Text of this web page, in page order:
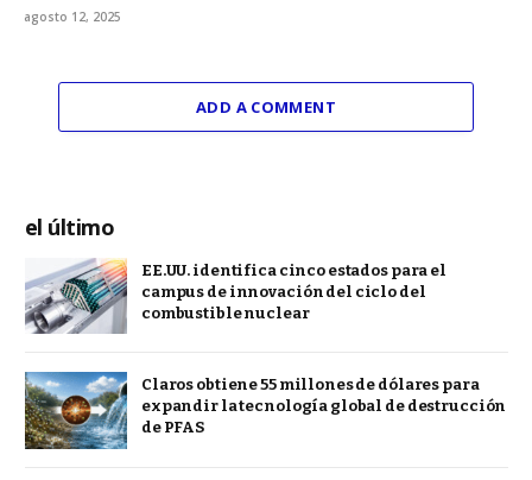
agosto 12, 2025
ADD A COMMENT
el último
EE.UU. identifica cinco estados para el
campus de innovación del ciclo del
combustible nuclear
Claros obtiene 55 millones de dólares para
expandir la tecnología global de destrucción
de PFAS